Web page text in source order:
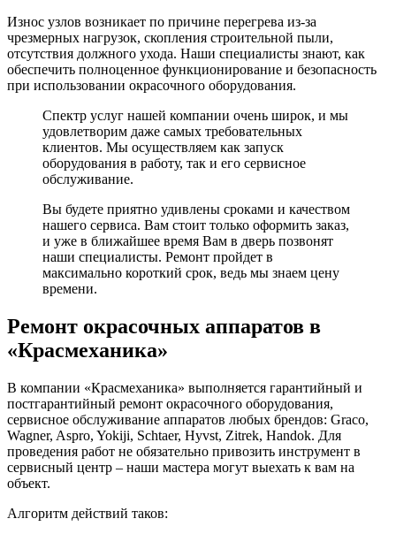
Износ узлов возникает по причине перегрева из-за
чрезмерных нагрузок, скопления строительной пыли,
отсутствия должного ухода. Наши специалисты знают, как
обеспечить полноценное функционирование и безопасность
при использовании окрасочного оборудования.
Спектр услуг нашей компании очень широк, и мы
удовлетворим даже самых требовательных
клиентов. Мы осуществляем как запуск
оборудования в работу, так и его сервисное
обслуживание.
Вы будете приятно удивлены сроками и качеством
нашего сервиса. Вам стоит только оформить заказ,
и уже в ближайшее время Вам в дверь позвонят
наши специалисты. Ремонт пройдет в
максимально короткий срок, ведь мы знаем цену
времени.
Ремонт окрасочных аппаратов в
«Красмеханика»
В компании «Красмеханика» выполняется гарантийный и
постгарантийный ремонт окрасочного оборудования,
сервисное обслуживание аппаратов любых брендов: Graco,
Wagner, Aspro, Yokiji, Schtaer, Hyvst, Zitrek, Handok. Для
проведения работ не обязательно привозить инструмент в
сервисный центр – наши мастера могут выехать к вам на
объект.
Алгоритм действий таков: